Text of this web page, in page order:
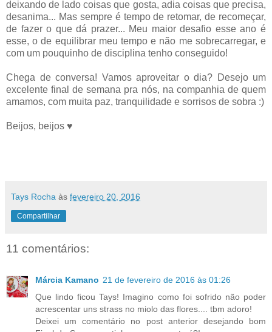
deixando de lado coisas que gosta, adia coisas que precisa,
desanima... Mas sempre é tempo de retomar, de recomeçar,
de fazer o que dá prazer... Meu maior desafio esse ano é
esse, o de equilibrar meu tempo e não me sobrecarregar, e
com um pouquinho de disciplina tenho conseguido!
Chega de conversa! Vamos aproveitar o dia? Desejo um
excelente final de semana pra nós, na companhia de quem
amamos, com muita paz, tranquilidade e sorrisos de sobra :)
Beijos, beijos ♥
Tays Rocha às fevereiro 20, 2016
Compartilhar
11 comentários:
Márcia Kamano 21 de fevereiro de 2016 às 01:26
Que lindo ficou Tays! Imagino como foi sofrido não poder
acrescentar uns strass no miolo das flores.... tbm adoro!
Deixei um comentário no post anterior desejando bom